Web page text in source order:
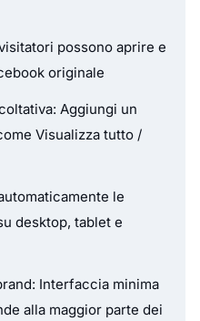
possono aprire e
originale
Aggiungi un
Visualizza tutto /
le
desktop, tablet e
Interfaccia minima
alla maggior parte dei